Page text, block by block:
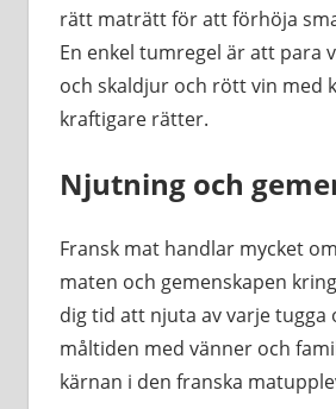
rätt maträtt för att förhöja
En enkel tumregel är att para
och skaldjur och rött vin med
kraftigare rätter.
Njutning och
Fransk mat handlar mycket
maten och gemenskapen
dig tid att njuta av varje tugga
måltiden med vänner och
kärnan i den franska